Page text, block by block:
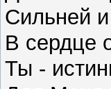
Сильней
В сердце
Ты -